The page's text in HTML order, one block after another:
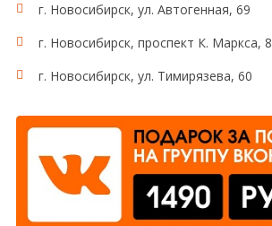
г. Новосибирск, ул. Автогенная, 69
г. Новосибирск, проспект К. Маркса, 8
г. Новосибирск, ул. Тимирязева, 60